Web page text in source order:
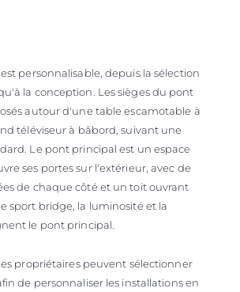
personnalisable, depuis la sélection
la conception. Les sièges du pont
autour d'une table escamotable à
téléviseur à bâbord, suivant une
Le pont principal est un espace
ses portes sur l'extérieur, avec de
de chaque côté et un toit ouvrant
sport bridge, la luminosité et la
le pont principal.
propriétaires peuvent sélectionner
de personnaliser les installations en